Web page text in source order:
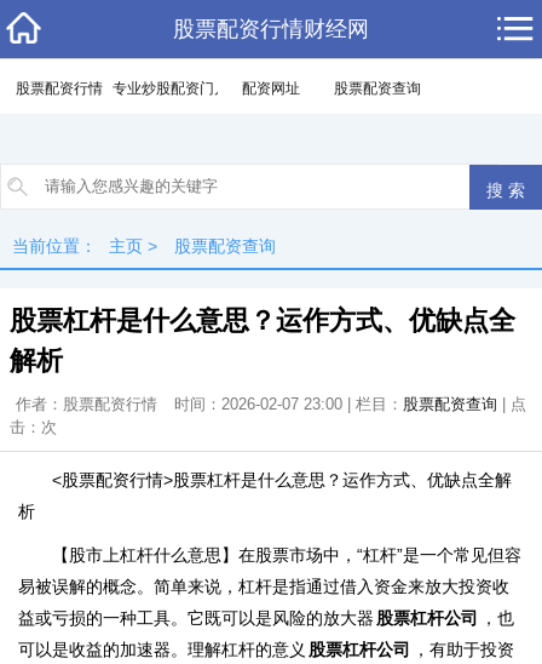
股票配资行情财经网
股票配资行情 专业炒股配资门户 配资网址 股票配资查询
当前位置： 主页 > 股票配资查询
股票杠杆是什么意思？运作方式、优缺点全
解析
作者：股票配资行情 时间：2026-02-07 23:00 | 栏目： 股票配资查询 | 点
击： 次
<股票配资行情>股票杠杆是什么意思？运作方式、优缺点全解
析
【股市上杠杆什么意思】在股票市场中，“杠杆”是一个常见但容
易被误解的概念。简单来说，杠杆是指通过借入资金来放大投资收
益或亏损的一种工具。它既可以是风险的放大器 股票杠杆公司
，也
可以是收益的加速器。理解杠杆的意义 股票杠杆公司
，有助于投资